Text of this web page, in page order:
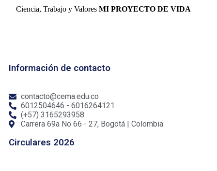
Ciencia, Trabajo y Valores MI PROYECTO DE VIDA
Información de contacto
contacto@cema.edu.co
6012504646 - 6016264121
(+57) 3165293958
Carrera 69a No 66 - 27, Bogotá | Colombia
Circulares 2026